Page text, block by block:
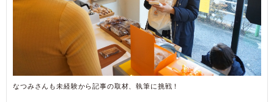
なつみさんも未経験から記事の取材、執筆に挑戦！